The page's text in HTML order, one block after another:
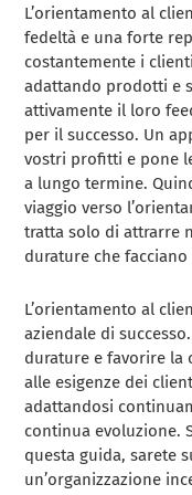
L’orientamento al
fedeltà e una forte
costantemente i
adattando prodotti e
attivamente il loro
per il successo. Un
vostri profitti e pone
a lungo termine.
viaggio verso
tratta solo di attrarre
durature che
L’orientamento al
aziendale di
durature e favorire la
alle esigenze dei
adattandosi
continua evoluzione.
questa guida, sarete
un’organizzazione